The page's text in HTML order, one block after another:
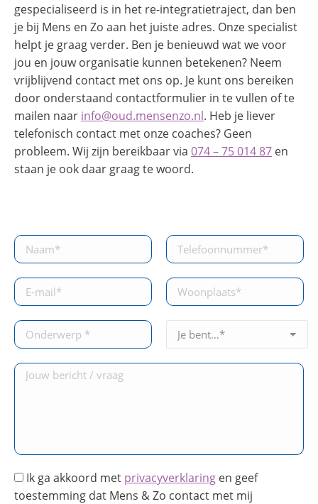
gespecialiseerd is in het re-integratietraject, dan ben
je bij Mens en Zo aan het juiste adres. Onze specialist
helpt je graag verder. Ben je benieuwd wat we voor
jou en jouw organisatie kunnen betekenen? Neem
vrijblijvend contact met ons op. Je kunt ons bereiken
door onderstaand contactformulier in te vullen of te
mailen naar info@oud.mensenzo.nl. Heb je liever
telefonisch contact met onze coaches? Geen
probleem. Wij zijn bereikbaar via 074 – 75 014 87 en
staan je ook daar graag te woord.
Ik ga akkoord met privacyverklaring en geef
toestemming dat Mens & Zo contact met mij